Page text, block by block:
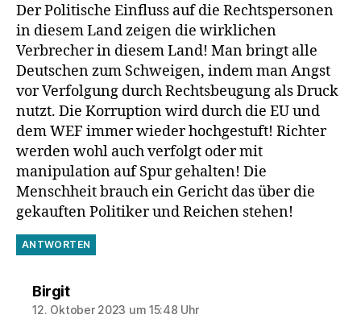
Der Politische Einfluss auf die Rechtspersonen
in diesem Land zeigen die wirklichen
Verbrecher in diesem Land! Man bringt alle
Deutschen zum Schweigen, indem man Angst
vor Verfolgung durch Rechtsbeugung als Druck
nutzt. Die Korruption wird durch die EU und
dem WEF immer wieder hochgestuft! Richter
werden wohl auch verfolgt oder mit
manipulation auf Spur gehalten! Die
Menschheit brauch ein Gericht das über die
gekauften Politiker und Reichen stehen!
ANTWORTEN
Birgitsagt:
12. Oktober 2023 um 15:48 Uhr